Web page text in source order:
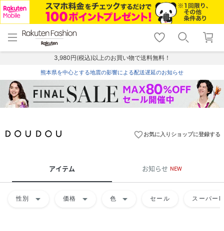
menu home
トップ
shopping_cart lock_outline
ログイン
3,980円(税込)以上のお買い物で送料無料！
熊本県を中心とする地震の影響による配送遅延のお知らせ
favorite_borderお気に入りショップに登録する
アイテム お知らせ NEW
性別 arrow_drop_down 価格 arrow_drop_down 色 arrow_drop_down セール スーパー